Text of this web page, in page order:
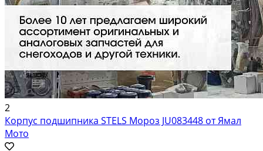
2
Корпус подшипника STELS Мороз JU083448 от Ямал
Мото